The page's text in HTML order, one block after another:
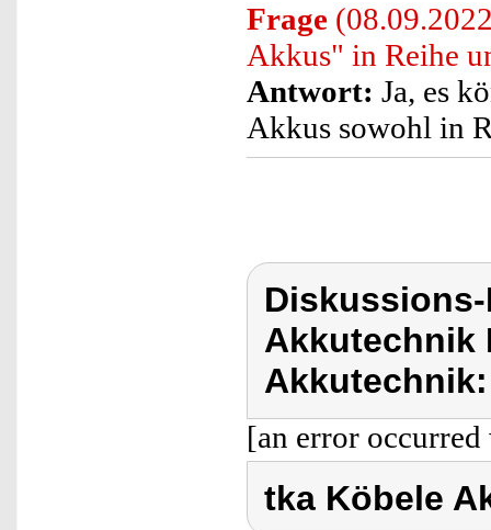
Frage
Akkus" in Reihe
Antwort: Ja, es
Akkus sowohl in
Akkutechnik
Akkutechnik:
[an error
tka Köbele